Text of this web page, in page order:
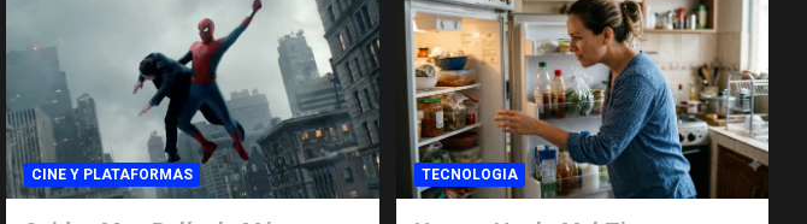
CINE Y PLATAFORMAS TECNOLOGIA